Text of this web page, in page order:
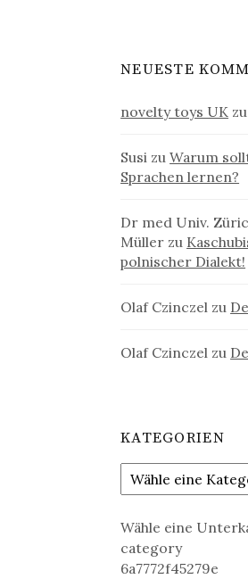
NEUESTE
novelty toys UK zu
Susi zuWarum
Sprachen lernen?
Dr med Univ.
Müller zu
polnischer Dialekt!
Olaf Czinczel zu
Olaf Czinczel zu
KATEGORIEN
Wähle eine
category
6a7772f45279e